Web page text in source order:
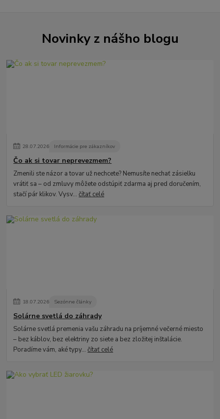
Novinky z nášho blogu
28.07.2026 Informácie pre zákazníkov
Čo ak si tovar neprevezmem?
Zmenili ste názor a tovar už nechcete? Nemusíte nechať zásielku
vrátiť sa – od zmluvy môžete odstúpiť zdarma aj pred doručením,
stačí pár klikov. Vysv...čítať celé
18.07.2026 Sezónne články
Solárne svetlá do záhrady
Solárne svetlá premenia vašu záhradu na príjemné večerné miesto
– bez káblov, bez elektriny zo siete a bez zložitej inštalácie.
Poradíme vám, aké typy...čítať celé